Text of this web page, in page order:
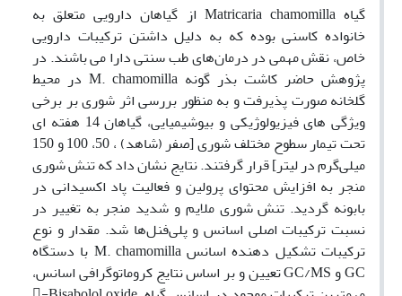
گیاه Matricaria chamomilla از گیاهان دارویی متعلق به
خانواده کاسنی بوده که به دلیل داشتن ترکیبات دارویی
خاص، نقش مهمی در درمان‌های طب سنتی دارا می باشند. در
پژوهش حاضر کاشت بذر گونه M. chamomilla در محیط
گلخانه صورت پذیرفت و به منظور بررسی اثر شوری بر برخی
ویژگی های فیزیولوژیکی و بیوشیمیایی، گیاهان 14 هفته ای
تحت تیمار سطوح مختلف شوری [صفر (شاهد) ، 50، 100 و 150
میلی‌گرم در لیتر] قرار گرفتند. نتایج نشان داد که تنش شوری
منجر به افزایش محتوای پرولین و فعالیت پاد اکسیدانی در
بابونه گردید. تنش شوری ملایم و شدید منجر به تغییر در
نسبت ترکیبات اصلی اسانس و پلی‌فنل‌ها شد. مقدار و نوع
ترکیبات تشکیل دهنده اسانس M. chamomilla با دستگاه
GC و GC/MS تعیین و بر اساس نتایج کروماتوگرافی اسانس،